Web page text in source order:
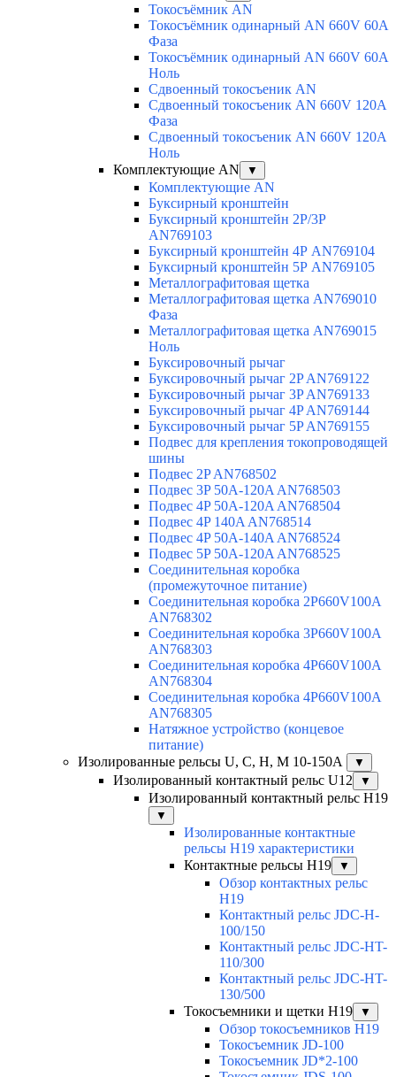
Токосъёмник AN
Токосъёмник одинарный AN 660V 60A
Фаза
Токосъёмник одинарный AN 660V 60A
Ноль
Сдвоенный токосъеник AN
Сдвоенный токосъеник AN 660V 120A
Фаза
Сдвоенный токосъеник AN 660V 120A
Ноль
Комплектующие AN
▼
Комплектующие AN
Буксирный кронштейн
Буксирный кронштейн 2Р/3Р
AN769103
Буксирный кронштейн 4Р AN769104
Буксирный кронштейн 5Р AN769105
Металлографитовая щетка
Металлографитовая щетка AN769010
Фаза
Металлографитовая щетка AN769015
Ноль
Буксировочный рычаг
Буксировочный рычаг 2P AN769122
Буксировочный рычаг 3P AN769133
Буксировочный рычаг 4P AN769144
Буксировочный рычаг 5P AN769155
Подвес для крепления токопроводящей
шины
Подвес 2P AN768502
Подвес 3P 50A-120A AN768503
Подвес 4P 50A-120A AN768504
Подвес 4P 140A AN768514
Подвес 4P 50A-140A AN768524
Подвес 5P 50A-120A AN768525
Соединительная коробка
(промежуточное питание)
Соединительная коробка 2P660V100A
AN768302
Соединительная коробка 3P660V100A
AN768303
Соединительная коробка 4P660V100A
AN768304
Соединительная коробка 4P660V100A
AN768305
Натяжное устройство (концевое
питание)
Изолированные рельсы U, C, H, M 10-150А
▼
Изолированный контактный рельс U12 ▼
Изолированный контактный рельс Н19
▼
Изолированные контактные
рельсы Н19 характеристики
Контактные рельсы H19
▼
Обзор контактных рельс
H19
Контактный рельс JDC-H-
100/150
Контактный рельс JDC-HT-
110/300
Контактный рельс JDC-HT-
130/500
Токосъемники и щетки H19
▼
Обзор токосъемников H19
Токосъемник JD-100
Токосъемник JD*2-100